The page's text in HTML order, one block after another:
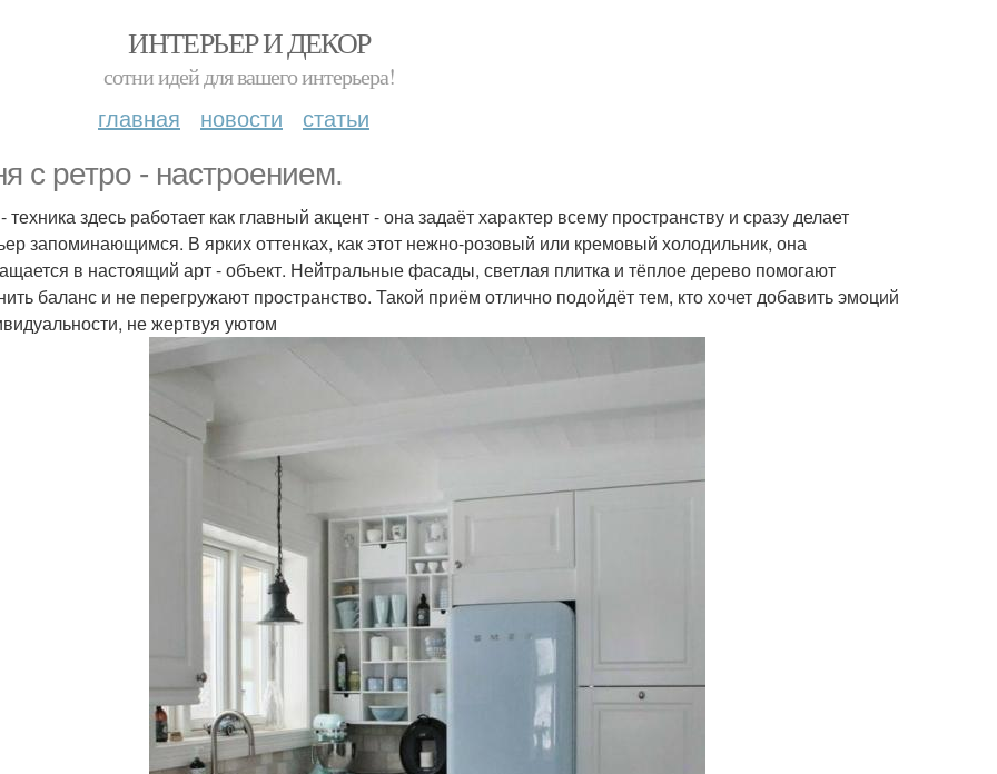
ИНТЕРЬЕР И ДЕКОР
сотни идей для вашего интерьера!
главная новости статьи
с ретро - настроением.
техника здесь работает как главный акцент - она задаёт характер всему пространству и сразу делает
запоминающимся. В ярких оттенках, как этот нежно-розовый или кремовый холодильник, она
в настоящий арт - объект. Нейтральные фасады, светлая плитка и тёплое дерево помогают
баланс и не перегружают пространство. Такой приём отлично подойдёт тем, кто хочет добавить эмоций
не жертвуя уютом